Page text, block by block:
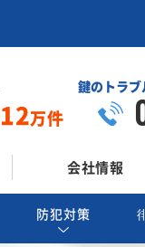
12万件
鍵のトラブ
会社情報
防犯対策